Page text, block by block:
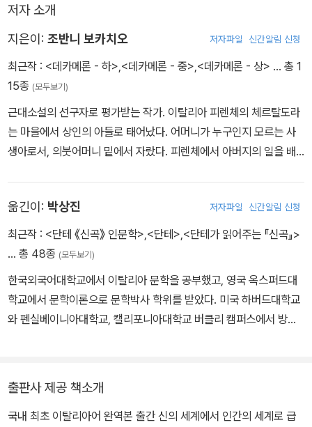
저자 소개
지은이: 조반니 보카치오 저자파일 신간알림 신청
최근작 : <데카메론 - 하>,<데카메론 - 중>,<데카메론 - 상> … 총 1
15종 (모두보기)
근대소설의 선구자로 평가받는 작가. 이탈리아 피렌체의 체르탈도라
는 마을에서 상인의 아들로 태어났다. 어머니가 누구인지 모르는 사
생아로서, 의붓어머니 밑에서 자랐다. 피렌체에서 아버지의 일을 배
는 없었다. 대신 문학에 심취해 열심히 독학을 했다. 르네상스가 한창
이던 당시 나폴리에서 여러 모임에 참여하고 친구를 사귀고 고전문학
에 눈을 떴다. 1340년 나폴리에 흑사병(페스트)이 돌자 병을 피해 다
퍼지고 시민 중 4분의 3이 죽어갔다. 보카치오는 이 정황을 대표작
『데카메론』에서 묘사했다. 『데카메론』은 1349년경부터 집필을 시작
해 1353년에 완성했다. 이 작품은 당시 문단으로부터 냉담한 평가를
소개되었다. 이런 그의 재능과 학식 덕분에 높은 평가를 받아 시정부
옮긴이: 박상진 저자파일 신간알림 신청
최근작 : <단테 《신곡》 인문학>,<단테>,<단테가 읽어주는 『신곡』>
… 총 48종 (모두보기)
한국외국어대학교에서 이탈리아 문학을 공부했고, 영국 옥스퍼드대
학교에서 문학이론으로 문학박사 학위를 받았다. 미국 하버드대학교
와 펜실베이니아대학교, 캘리포니아대학교 버클리 캠퍼스에서 방문
관해 글을 썼으며, 그 업적을 인정받아 2020년 이탈리아에서 제47
회 플라이아노 학술상을 수상했다. 《이탈리아 문학사》, 《비동일화의
출판사 제공 책소개
국내 최초 이탈리아어 완역본 출간 신의 세계에서 인간의 세계로 급